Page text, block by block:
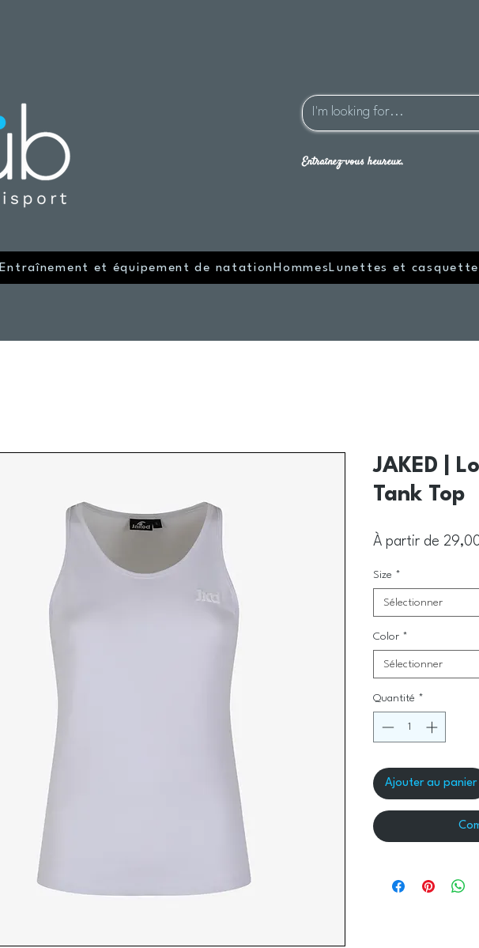
Entraînez-vous heureux.
Entraînement et équipement de natation Hommes Lunettes et
JAKED |
Tank Top
À partir de
Size *
Sélectionner
Color *
Sélectionner
Quantité *
Ajouter au panier